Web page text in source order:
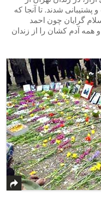
شدند. تا آنجا که
گرایان چون احمد
آدم کشان را از زندان